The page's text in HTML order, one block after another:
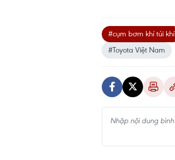
#cụm bơm khí túi khí
#Toyota Việt Nam